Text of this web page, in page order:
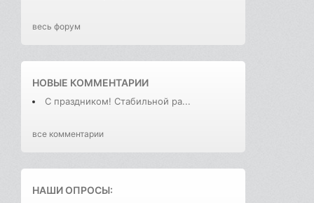
весь форум
НОВЫЕ КОММЕНТАРИИ
С праздником! Стабильной ра...
все комментарии
НАШИ ОПРОСЫ: